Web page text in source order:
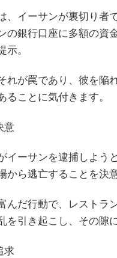
、イーサンが裏切り者
の銀行口座に多額の資
示。
れが罠であり、彼を陥
ることに気付きます。
意
イーサンを逮捕しよう
から逃亡することを決意
んだ行動で、レストラ
を引き起こし、その隙
求